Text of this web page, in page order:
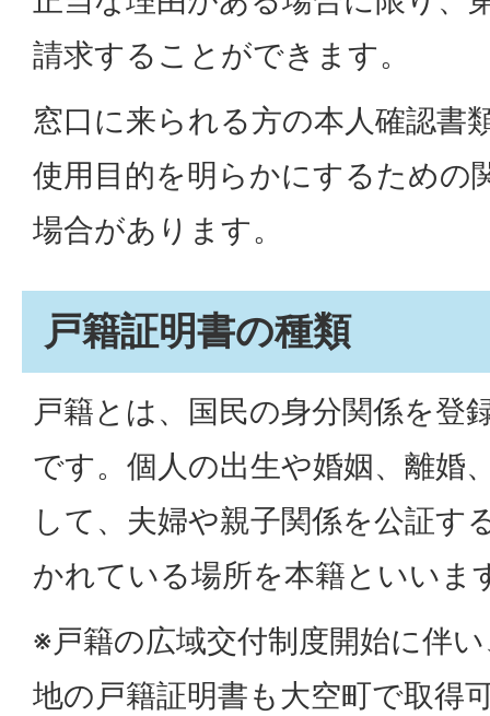
請求することができます。
窓口に来られる方の本人確認書
使用目的を明らかにするための
場合があります。
戸籍証明書の種類
戸籍とは、国民の身分関係を登
です。個人の出生や婚姻、離婚
して、夫婦や親子関係を公証す
かれている場所を本籍といいま
※戸籍の広域交付制度開始に伴
地の戸籍証明書も大空町で取得